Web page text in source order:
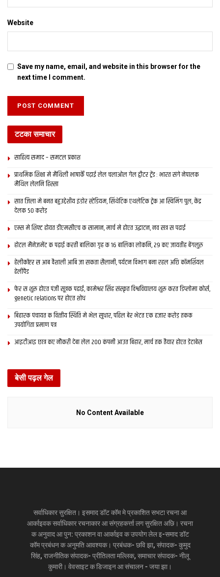
Website
Save my name, email, and website in this browser for the
next time I comment.
टटका समाचार
साहित्य समाद – समटल प्रकाश
प्राथमिक शि‍क्षा मे मैथि‍ली भाषाकेँ पढ़ाई लेल चलाओल गेल ट्वीटर ट्रेंड : भारत संगे नेपालक
मैथिल लेलनि हिस्सा
सात जिला मे बनत बहुउद्देशीय इंडोर स्‍टेडि‍यम, सिंथेटिक एथलेटिक ट्रेक आ स्विमिंग पुल, केंद्र
देलक 50 करोड़
एम्स मे शिफ्ट होयत डीएमसीएच क सामान, मार्च मे होएत उद्घाटन, नव सत्र स पढाई
होटल मैनेजमेंट क पढ़ाई करती बालिका गृह क 16 बालिका लोकनि, 29 कए जायतीह बेंगलुरु
हेलीकॉप्टर स आब वैशाली आबि जा सकता सैलानी, पर्यटन विभाग बना रहल अछि कॉमर्शियल
हेलीपैड
फेर स शुरू होएत पंजी सूत्रक पढाई, कामेश्वर सिंह संस्कृत विश्वविद्यालय शुरू करत डिप्लोमा कोर्स,
genetic relations पर होएत शोध
बिहारक पंचायत क वित्‍तीय स्थिति मे भेल सुधार, पहिल बेर भेटत एक हजार करोड़ तकक
उपयोगिता प्रमाण पत्र
आइटीआइ छात्र कए नौकरी देबा लेल 200 कंपनी आउत बिहार, मार्च तक तैयार होएत डेटाबेस
बेसी पढ़ल गेल
No Content Available
सर्वाधिकार सुरक्षित। इसमाद डॉट कॉम मे प्रकाशित सभटा रचना आ
आर्काइवक सर्वाधिकार रचनाकार आ संग्रहकर्त्ता लग सुरक्षित अछि। रचना
क अनुवाद आ पुन: प्रकाशन वा आर्काइव क उपयोग लेल इ-समाद डॉट
कॉम प्रबंधन क अनुमति आवश्यक। प्रबंधक- छवि झा, संपादक- कुमुद
सिंह, राजनीतिक संपादक- प्रीतिलता मल्लिक, समाचार संपादक- नीलू
कुमारी। वेवसाइट क डिजाइन आ संचालन - जया झा।